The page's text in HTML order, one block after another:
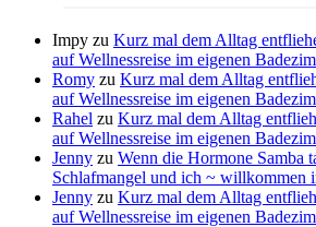
Impy zu Kurz mal dem Alltag
auf Wellnessreise im eigenen
Romy zu Kurz mal dem Alltag
auf Wellnessreise im eigenen
Rahel zu Kurz mal dem Alltag
auf Wellnessreise im eigenen
Jenny zu Wenn die Hormone Samba
Schlafmangel und ich ~ willkommen
Jenny zu Kurz mal dem Alltag
auf Wellnessreise im eigenen